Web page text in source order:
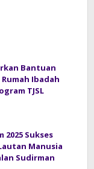
Bantuan
Rumah Ibadah
TJSL
2025 Sukses
Manusia
Sudirman